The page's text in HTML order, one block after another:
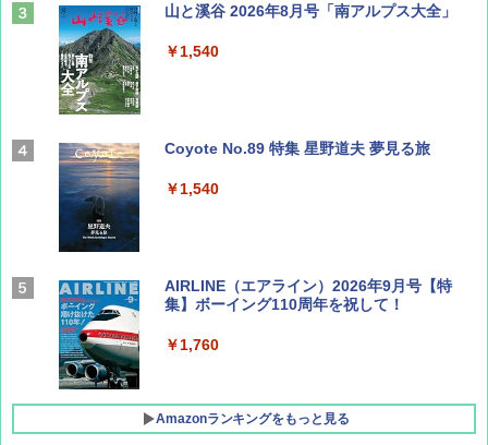
山と溪谷 2026年8月号「南アルプス大全」
￥1,540
Coyote No.89 特集 星野道夫 夢見る旅
￥1,540
AIRLINE（エアライン）2026年9月号【特
集】ボーイング110周年を祝して！
￥1,760
Amazonランキングをもっと見る